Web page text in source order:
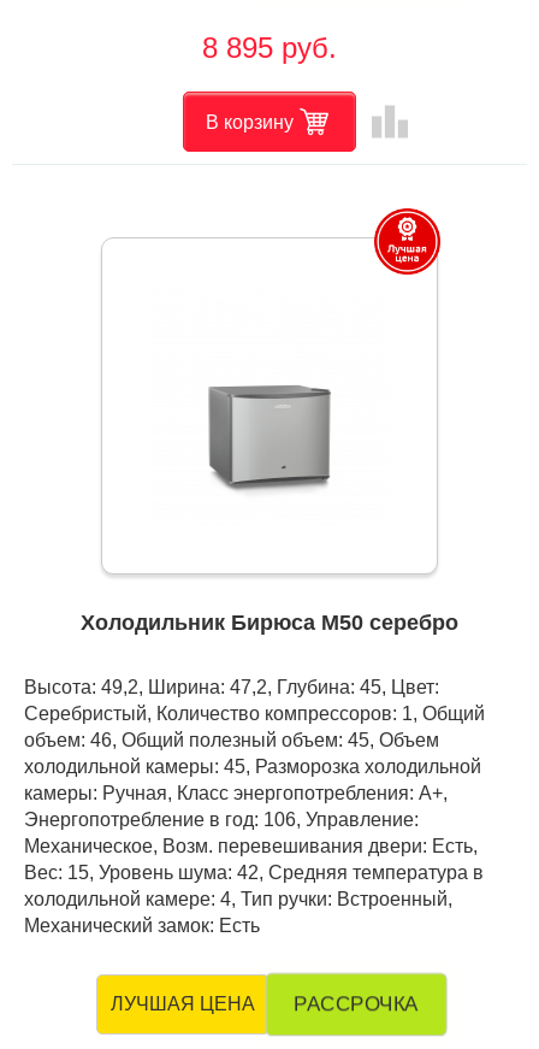
8 895 руб.
В корзину leaderboard
Холодильник Бирюса М50 серебро
Высота: 49,2, Ширина: 47,2, Глубина: 45, Цвет:
Серебристый, Количество компрессоров: 1, Общий
объем: 46, Общий полезный объем: 45, Объем
холодильной камеры: 45, Разморозка холодильной
камеры: Ручная, Класс энергопотребления: А+,
Энергопотребление в год: 106, Управление:
Механическое, Возм. перевешивания двери: Есть,
Вес: 15, Уровень шума: 42, Средняя температура в
холодильной камере: 4, Тип ручки: Встроенный,
Механический замок: Есть
ЛУЧШАЯ ЦЕНА РАССРОЧКА